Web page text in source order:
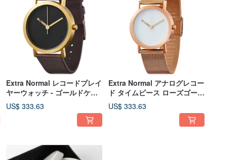
Extra Normal レコードプレイ
ヤーウォッチ - ゴールドケー
ス/ゴールド針/ブラウン本革カ
ーフレザーストラップ
US$ 333.63
Extra Normal アナログレコー
ド タイムピース ローズゴール
ドケース/ローズゴールド針/ロ
ーズゴールドミラネーゼメッ
US$ 333.63